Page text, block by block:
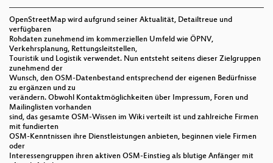
OpenStreetMap wird aufgrund seiner Aktualität, Detailtreue und
verfügbaren
Rohdaten zunehmend im kommerziellen Umfeld wie ÖPNV,
Verkehrsplanung, Rettungsleitstellen,
Touristik und Logistik verwendet. Nun entsteht seitens dieser Zielgruppen
zunehmend der
Wunsch, den OSM-Datenbestand entsprechend der eigenen Bedürfnisse
zu ergänzen und zu
verändern. Obwohl Kontaktmöglichkeiten über Impressum, Foren und
Mailinglisten vorhanden
sind, das gesamte OSM-Wissen im Wiki verteilt ist und zahlreiche Firmen
mit fundierten
OSM-Kenntnissen ihre Dienstleistungen anbieten, beginnen viele Firmen
oder
Interessengruppen ihren aktiven OSM-Einstieg als blutige Anfänger mit